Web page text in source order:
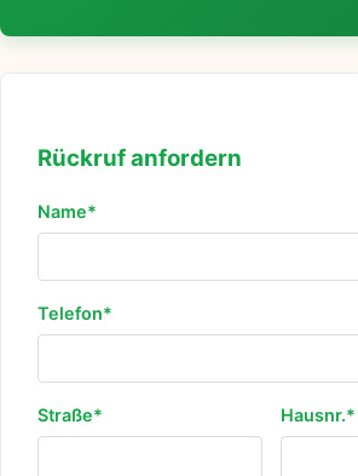
Rückruf anfordern
Name*
Telefon*
Straße* Hausnr.*